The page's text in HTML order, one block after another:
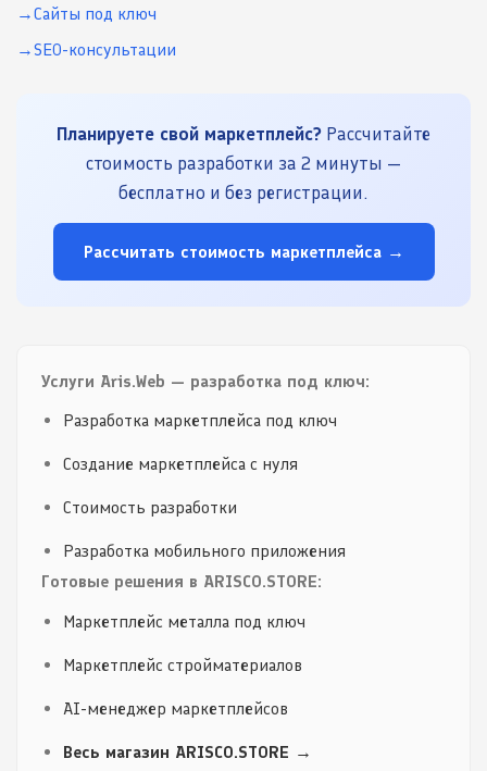
Сайты под ключ
SEO-консультации
Планируете свой маркетплейс? Рассчитайте
стоимость разработки за 2 минуты —
бесплатно и без регистрации.
Рассчитать стоимость маркетплейса →
Услуги Aris.Web — разработка под ключ:
Разработка маркетплейса под ключ
Создание маркетплейса с нуля
Стоимость разработки
Разработка мобильного приложения
Готовые решения в ARISCO.STORE:
Маркетплейс металла под ключ
Маркетплейс стройматериалов
AI-менеджер маркетплейсов
Весь магазин ARISCO.STORE →